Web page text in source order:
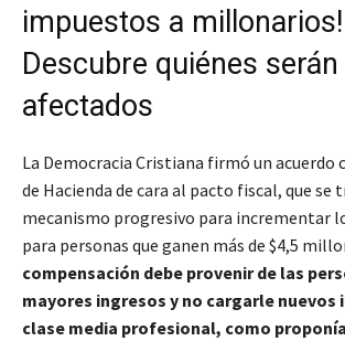
impuestos a millonarios!
Descubre quiénes serán
afectados
La Democracia Cristiana firmó un acuerdo
de Hacienda de cara al pacto fiscal, que se
mecanismo progresivo para incrementar
para personas que ganen más de $4,5
compensación debe provenir de las
mayores ingresos y no cargarle nuevos
clase media profesional, como